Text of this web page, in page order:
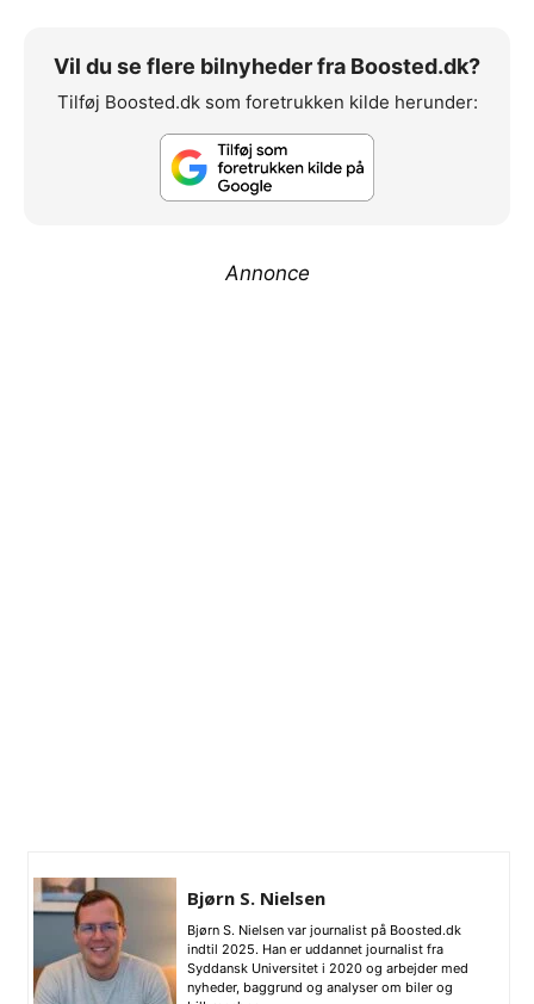
Vil du se flere bilnyheder fra Boosted.dk?
Tilføj Boosted.dk som foretrukken kilde herunder:
Annonce
Bjørn S. Nielsen
Bjørn S. Nielsen var journalist på Boosted.dk
indtil 2025. Han er uddannet journalist fra
Syddansk Universitet i 2020 og arbejder med
nyheder, baggrund og analyser om biler og